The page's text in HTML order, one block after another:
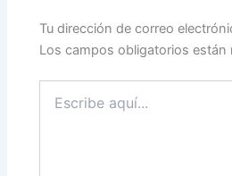
Tu dirección de correo
Los campos obligatorios están
aquí...